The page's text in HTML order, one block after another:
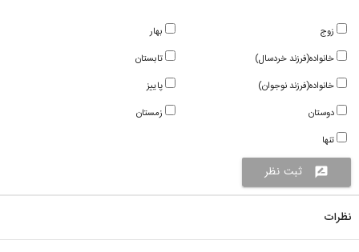
بهار
تابستان
پاییز
زمستان
زوج
خانواده(فرزند خردسال)
خانواده(فرزند نوجوان)
دوستان
تنها
rate_review ثبت نظر
نظرات